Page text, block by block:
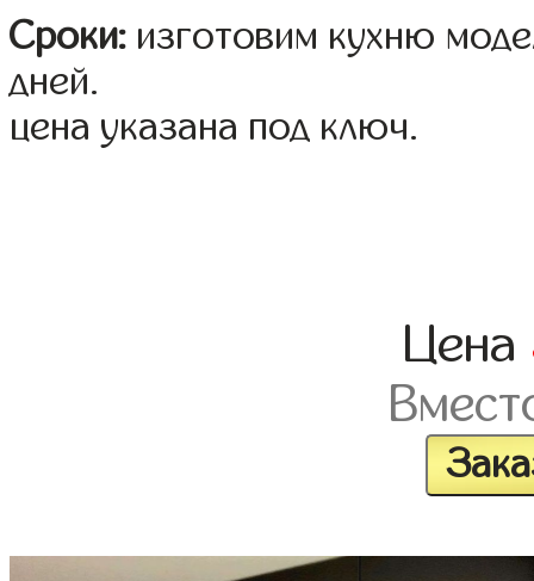
Сроки: изготовим кухню
дней.
цена указана под ключ.
Цена